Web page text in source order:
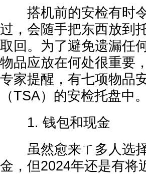
搭机前的安检有时令
过，会随手把东西放到
取回。为了避免遗漏任
物品应放在何处很重要
专家提醒，有七项物品
（TSA）的安检托盘中。
1. 钱包和现金
虽然愈来ㄒ多人选择
金，但2024年还是有将